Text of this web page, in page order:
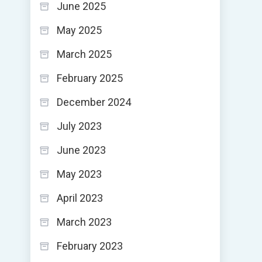
June 2025
May 2025
March 2025
February 2025
December 2024
July 2023
June 2023
May 2023
April 2023
March 2023
February 2023